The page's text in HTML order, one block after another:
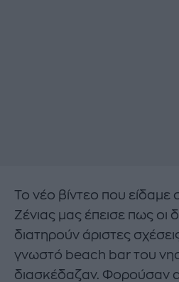
Το νέο βίντεο που
Ζένιας μας έπεισε πως οι
διατηρούν άριστες
γνωστό beach bar του
διασκέδαζαν. Φορούσαν